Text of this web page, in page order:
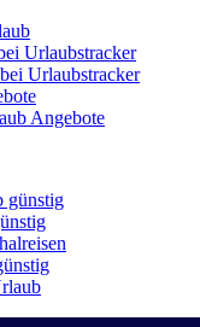
Urlaubstracker
Urlaubstracker
Angebote
günstig